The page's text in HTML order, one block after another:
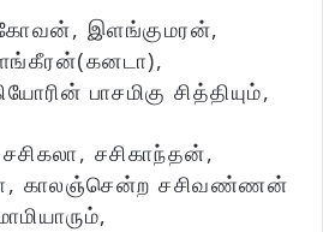
இளங்குமரன்,
பாசமிகு சித்தியும்,
சசிகாந்தன்,
காலஞ்சென்ற சசிவண்ணன்